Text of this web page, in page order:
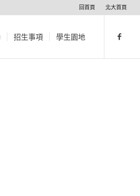
回首頁 北大首頁
招生事項 學生園地